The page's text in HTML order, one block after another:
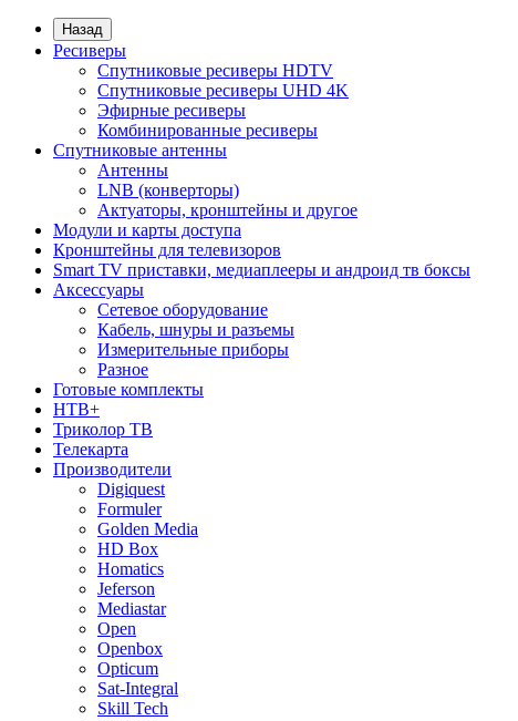
Назад
Ресиверы
Спутниковые ресиверы HDTV
Спутниковые ресиверы UHD 4K
Эфирные ресиверы
Комбинированные ресиверы
Спутниковые антенны
Антенны
LNB (конверторы)
Актуаторы, кронштейны и другое
Модули и карты доступа
Кронштейны для телевизоров
Smart TV приставки, медиаплееры и андроид тв боксы
Аксессуары
Сетевое оборудование
Кабель, шнуры и разъемы
Измерительные приборы
Разное
Готовые комплекты
НТВ+
Триколор ТВ
Телекарта
Производители
Digiquest
Formuler
Golden Media
HD Box
Homatics
Jeferson
Mediastar
Open
Openbox
Opticum
Sat-Integral
Skill Tech